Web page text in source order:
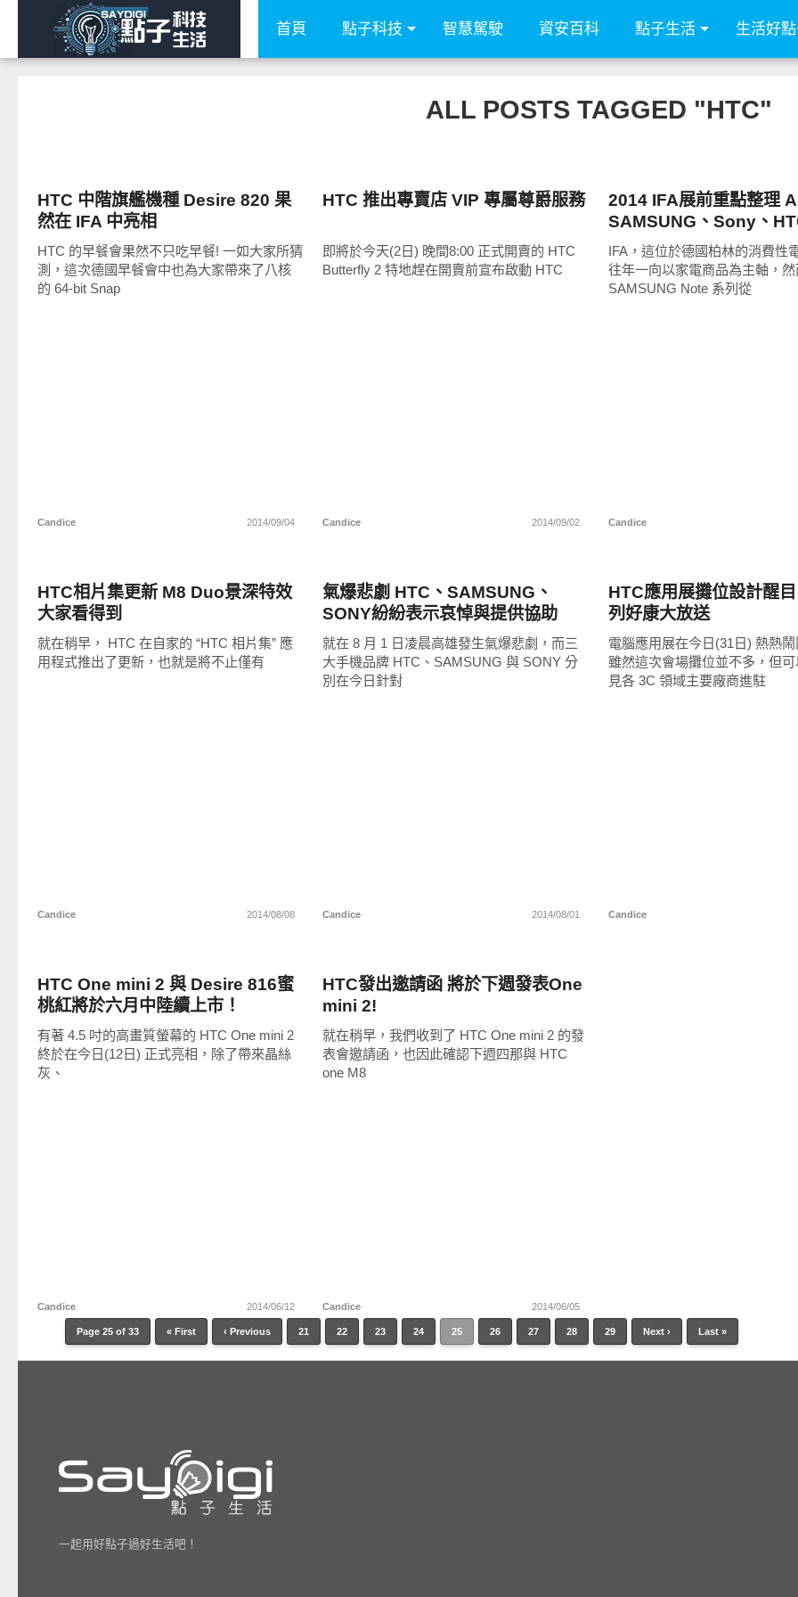
首頁 點子科技 智慧駕駛 資安百科 點子生活 生活好
ALL POSTS TAGGED "HTC"
HTC 中階旗艦機種 Desire 820 果
然在 IFA 中亮相
HTC 的早餐會果然不只吃早餐! 一如大家所猜
測，這次德國早餐會中也為大家帶來了八核
的 64-bit Snap
Candice 2014/09/04
HTC 推出專賣店 VIP 專屬尊爵服務
即將於今天(2日) 晚間8:00 正式開賣的 HTC
Butterfly 2 特地趕在開賣前宣布啟動 HTC
Candice 2014/09/02
2014 IFA展前重點整理
SAMSUNG、Sony、
齊發!
IFA，這位於德國柏林的消費性
往年一向以家電商品為主軸，然
SAMSUNG Note 系列從
Candice
HTC相片集更新 M8 Duo景深特效
大家看得到
就在稍早， HTC 在自家的 “HTC 相片集” 應
用程式推出了更新，也就是將不止僅有
Candice 2014/08/08
氣爆悲劇 HTC、SAMSUNG、
SONY紛紛表示哀悼與提供協助
就在 8 月 1 日凌晨高雄發生氣爆悲劇，而三
大手機品牌 HTC、SAMSUNG 與 SONY 分
別在今日針對
Candice 2014/08/01
HTC應用展攤位設計醒
列好康大放送
電腦應用展在今日(31日) 熱熱鬧
雖然這次會場攤位並不多，但
見各 3C 領域主要廠商進駐
Candice
HTC One mini 2 與 Desire 816蜜
桃紅將於六月中陸續上市！
有著 4.5 吋的高畫質螢幕的 HTC One mini 2
終於在今日(12日) 正式亮相，除了帶來晶絲
灰、
Candice 2014/06/12
HTC發出邀請函 將於下週發表One
mini 2!
就在稍早，我們收到了 HTC One mini 2 的發
表會邀請函，也因此確認下週四那與 HTC
one M8
Candice 2014/06/05
Page 25 of 33 « First ‹ Previous 21 22 23 24 25 26 27 28 29 Next › Last »
一起用好點子過好生活吧！